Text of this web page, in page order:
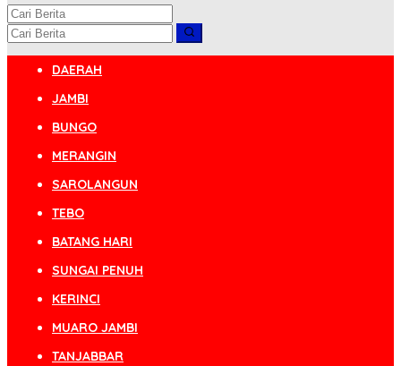
DAERAH
JAMBI
BUNGO
MERANGIN
SAROLANGUN
TEBO
BATANG HARI
SUNGAI PENUH
KERINCI
MUARO JAMBI
TANJABBAR